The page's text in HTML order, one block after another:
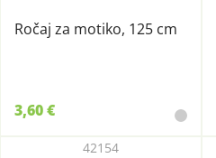
Ročaj za motiko, 125 cm
3,60 €
42154